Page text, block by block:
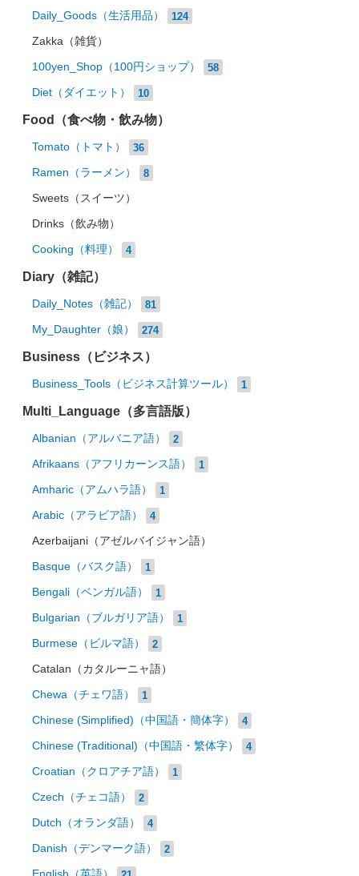
Daily_Goods（生活用品） 124
Zakka（雑貨）
100yen_Shop（100円ショップ） 58
Diet（ダイエット） 10
Food（食べ物・飲み物）
Tomato（トマト） 36
Ramen（ラーメン） 8
Sweets（スイーツ）
Drinks（飲み物）
Cooking（料理） 4
Diary（雑記）
Daily_Notes（雑記） 81
My_Daughter（娘） 274
Business（ビジネス）
Business_Tools（ビジネス計算ツール） 1
Multi_Language（多言語版）
Albanian（アルバニア語） 2
Afrikaans（アフリカーンス語） 1
Amharic（アムハラ語） 1
Arabic（アラビア語） 4
Azerbaijani（アゼルバイジャン語）
Basque（バスク語） 1
Bengali（ベンガル語） 1
Bulgarian（ブルガリア語） 1
Burmese（ビルマ語） 2
Catalan（カタルーニャ語）
Chewa（チェワ語） 1
Chinese (Simplified)（中国語・簡体字） 4
Chinese (Traditional)（中国語・繁体字） 4
Croatian（クロアチア語） 1
Czech（チェコ語） 2
Dutch（オランダ語） 4
Danish（デンマーク語） 2